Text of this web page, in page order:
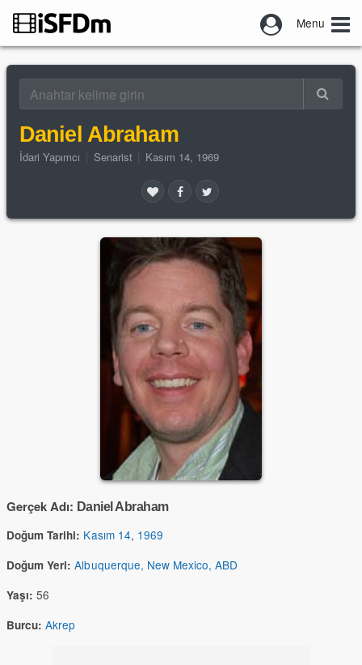
Menu
Daniel Abraham
İdari Yapımcı Senarist Kasım 14, 1969
Gerçek Adı: Daniel Abraham
Doğum Tarihi: Kasım 14, 1969
Doğum Yeri: Albuquerque, New Mexico, ABD
Yaşı: 56
Burcu: Akrep